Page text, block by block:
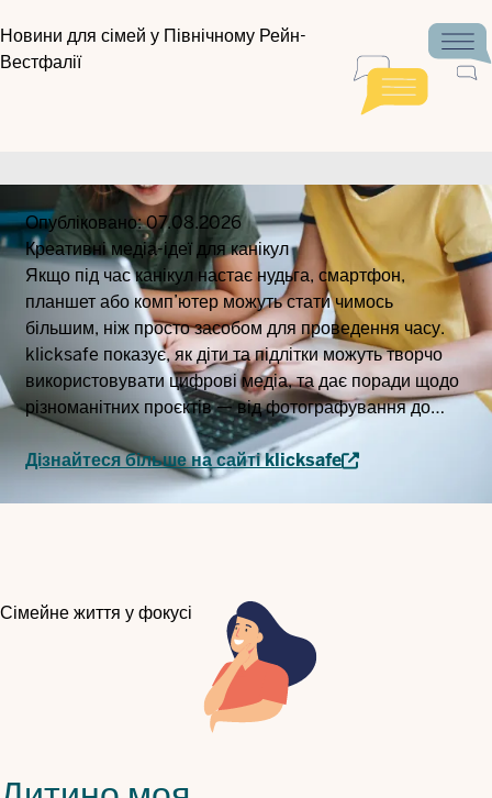
Новини для сімей у Північному Рейн-
Вестфалії
Опубліковано:07.08.2026
Креативні медіа-ідеї для канікул
Якщо під час канікул настає нудьга, смартфон,
планшет або комп’ютер можуть стати чимось
більшим, ніж просто засобом для проведення часу.
klicksafe показує, як діти та підлітки можуть творчо
використовувати цифрові медіа, та дає поради щодо
різноманітних проєктів — від фотографування до
створення власних аудіоспектаклів чи анімацій.
Дізнайтеся більше на сайті klicksafe
Сімейне життя у фокусі